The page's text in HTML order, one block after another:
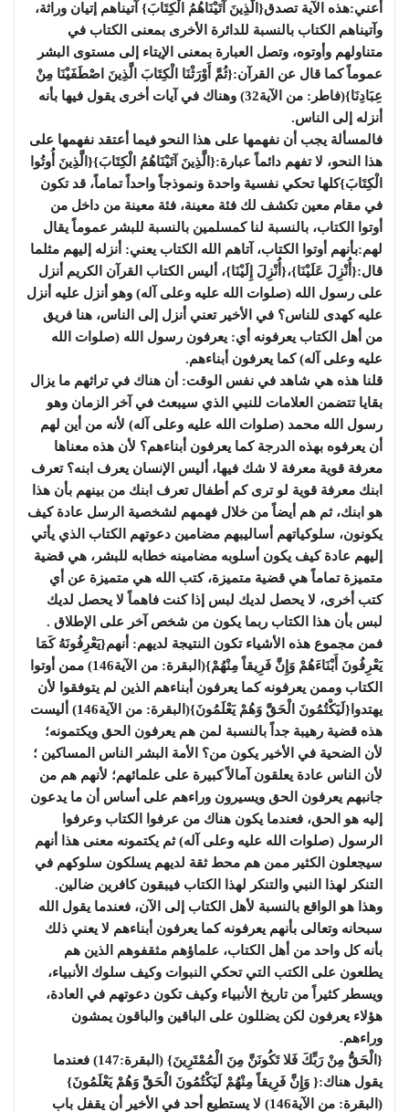
أعني:هذه الآية تصدق{الَّذِينَ آتَيْنَاهُمُ الْكِتَابَ} آتيناهم إتيان وراثة،
وآتيناهم الكتاب بالنسبة للدائرة الأخرى بمعنى الكتاب في
متناولهم وأوتوه، وتصل العبارة بمعنى الإيتاء إلى مستوى البشر
عموماً كما قال عن القرآن:{ثُمَّ أَوْرَثْنَا الْكِتَابَ الَّذِينَ اصْطَفَيْنَا مِنْ
عِبَادِنَا}(فاطر: من الآية32) وهناك في آيات أخرى يقول فيها بأنه
أنزله إلى الناس.
فالمسألة يجب أن نفهمها على هذا النحو فيما أعتقد نفهمها على
هذا النحو، لا تفهم دائماً عبارة:{الَّذِينَ آتَيْنَاهُمُ الْكِتَابَ}{الَّذِينَ أُوتُوا
الْكِتَابَ}كلها تحكي نفسية واحدة ونموذجاً واحداً تماماً، قد تكون
في مقام معين تكشف لك فئة معينة، فئة معينة من داخل من
أوتوا الكتاب، بالنسبة لنا كمسلمين بالنسبة للبشر عموماً يقال
لهم:بأنهم أوتوا الكتاب، آتاهم الله الكتاب يعني: أنزله إليهم مثلما
قال:{أُنْزِلَ عَلَيْنَا}،{أُنْزِلَ إِلَيْنَا}، أليس الكتاب القرآن الكريم أنزل
على رسول الله (صلوات الله عليه وعلى آله) وهو أنزل عليه أنزل
عليه كهدى للناس؟ في الأخير تعني أنزل إلى الناس، هنا فريق
من أهل الكتاب يعرفونه أي: يعرفون رسول الله (صلوات الله
عليه وعلى آله) كما يعرفون أبناءهم.
قلنا هذه هي شاهد في نفس الوقت: أن هناك في تراثهم ما يزال
بقايا تتضمن العلامات للنبي الذي سيبعث في آخر الزمان وهو
رسول الله محمد (صلوات الله عليه وعلى آله) لأنه من أين لهم
أن يعرفوه بهذه الدرجة كما يعرفون أبناءهم؟ لأن هذه معناها
معرفة قوية معرفة لا شك فيها، أليس الإنسان يعرف ابنه؟ تعرف
ابنك معرفة قوية لو ترى كم أطفال تعرف ابنك من بينهم بأن هذا
هو ابنك، ثم هم أيضاً من خلال فهمهم لشخصية الرسل عادة كيف
يكونون، سلوكياتهم أساليبهم مضامين دعوتهم الكتاب الذي يأتي
إليهم عادة كيف يكون أسلوبه مضامينه خطابه للبشر، هي قضية
متميزة تماماً هي قضية متميزة، كتب الله هي متميزة عن أي
كتب أخرى، لا يحصل لديك لبس إذا كنت فاهماً لا يحصل لديك
لبس بأن هذا الكتاب ربما يكون من شخص آخر على الإطلاق .
فمن مجموع هذه الأشياء تكون النتيجة لديهم: أنهم{يَعْرِفُونَهُ كَمَا
يَعْرِفُونَ أَبْنَاءَهُمْ وَإِنَّ فَرِيقاً مِنْهُمْ}(البقرة: من الآية146) ممن أوتوا
الكتاب وممن يعرفونه كما يعرفون أبناءهم الذين لم يتوفقوا لأن
يهتدوا{لَيَكْتُمُونَ الْحَقَّ وَهُمْ يَعْلَمُونَ}(البقرة: من الآية146) أليست
هذه قضية رهيبة جداً بالنسبة لمن هم يعرفون الحق ويكتمونه؛
لأن الضحية في الأخير يكون من؟ الأمة البشر الناس المساكين ؛
لأن الناس عادة يعلقون آمالاً كبيرة على علمائهم؛ لأنهم هم من
جانبهم يعرفون الحق ويسيرون وراءهم على أساس أن ما يدعون
إليه هو الحق، فعندما يكون هناك من عرفوا الكتاب وعرفوا
الرسول (صلوات الله عليه وعلى آله) ثم يكتمونه معنى هذا أنهم
سيجعلون الكثير ممن هم محط ثقة لديهم يسلكون سلوكهم في
التنكر لهذا النبي والتنكر لهذا الكتاب فيبقون كافرين ضالين.
وهذا هو الواقع بالنسبة لأهل الكتاب إلى الآن، فعندما يقول الله
سبحانه وتعالى بأنهم يعرفونه كما يعرفون أبناءهم لا يعني ذلك
بأنه كل واحد من أهل الكتاب، علماؤهم مثقفوهم الذين هم
يطلعون على الكتب التي تحكي النبوات وكيف سلوك الأنبياء،
ويسطر كثيراً من تاريخ الأنبياء وكيف تكون دعوتهم في العادة،
هؤلاء يعرفون لكن يضللون على الباقين والباقون يمشون
وراءهم.
{الْحَقُّ مِنْ رَبِّكَ فَلا تَكُونَنَّ مِنَ الْمُمْتَرِينَ} (البقرة:147) فعندما
يقول هناك:{ وَإِنَّ فَرِيقاً مِنْهُمْ لَيَكْتُمُونَ الْحَقَّ وَهُمْ يَعْلَمُونَ}
(البقرة: من الآية146) لا يستطيع أحد في الأخير أن يقفل باب